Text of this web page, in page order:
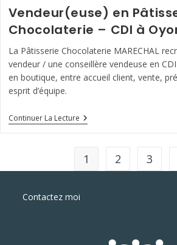
Vendeur(euse) en
Chocolaterie – CDI à
La Pâtisserie Chocolaterie MARECHAL
vendeur / une conseillère vendeuse en
en boutique, entre accueil client, vente,
esprit d’équipe.
Continuer La LectureVendeur(euse)
En
CDI
(01)
1 2 3
Contactez moi